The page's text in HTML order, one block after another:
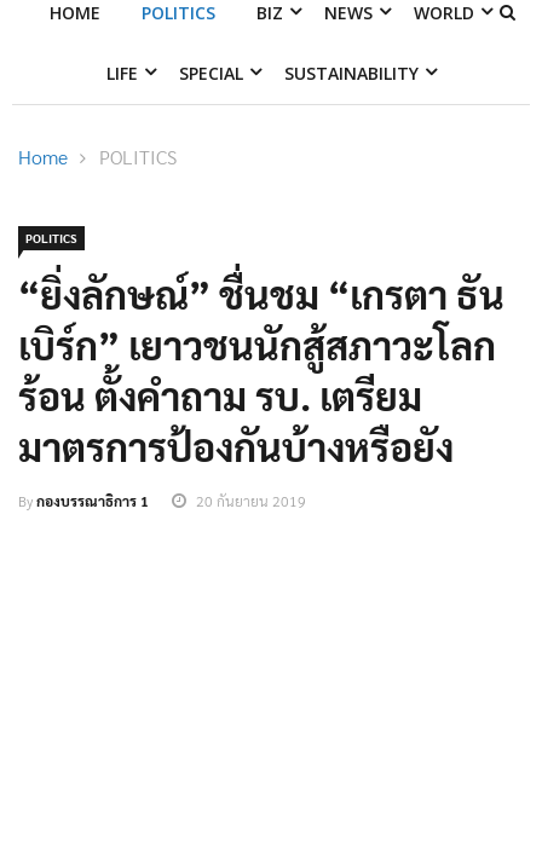
HOME POLITICS BIZ NEWS WORLD
LIFE SPECIAL SUSTAINABILITY
Home POLITICS
POLITICS
“ยิ่งลักษณ์” ชื่นชม “เกรตา ธัน
เบิร์ก” เยาวชนนักสู้สภาวะโลก
ร้อน ตั้งคำถาม รบ. เตรียม
มาตรการป้องกันบ้างหรือยัง
Byกองบรรณาธิการ 1 20 กันยายน 2019